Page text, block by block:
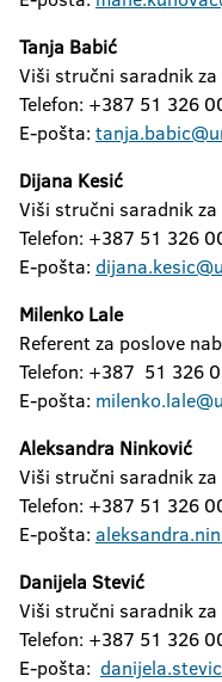
Tanja Babić
Viši stručni saradnik
Telefon: +387 51 326
E-pošta:
Dijana Kesić
Viši stručni saradnik
Telefon: +387 51 326
E-pošta:
Milenko Lale
Referent za poslove
Telefon: +387 51 326
E-pošta:
Aleksandra Ninković
Viši stručni saradnik
Telefon: +387 51 326
E-pošta:
Danijela Stević
Viši stručni saradnik
Telefon: +387 51 326
E-pošta: